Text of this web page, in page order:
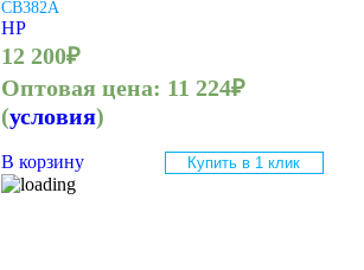
CB382A
HP
12 200₽
Оптовая цена: 11 224₽
(условия)
В корзину Купить в 1 клик